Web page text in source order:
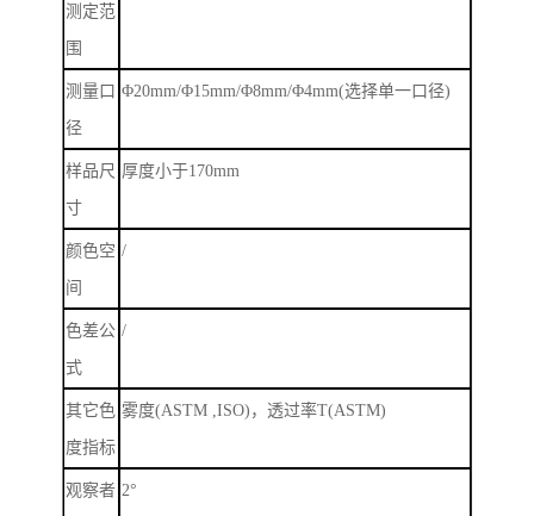
测定范
围
测量口
径
Φ20mm/Φ15mm/Φ8mm/Φ4mm(选择单一口径)
样品尺
寸
厚度小于170mm
颜色空
间
/
色差公
式
/
其它色
度指标
雾度(ASTM ,ISO) ，透过率T(ASTM)
观察者 2°